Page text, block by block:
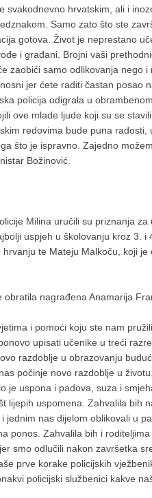
svakodnevno hrvatskim, ali i
Samo zato što ste
gotova. Život je neprestano
i građani. Brojni vaši
zaobići samo odlikovanja nego
jer ćete raditi častan posao
policija odigrala u
ove mlade ljude koji su se
redovima bude puna radosti,
što je ispravno. Zajedno
Božinović.
Milina uručili su priznanja
uspjeh u školovanju kroz 3.
te Mateju Malkoču, koji
nagrađena Anamarija
i pomoći koju ste nam
upisati učenike u treći
razdoblje u obrazovanju
počinje novo razdoblje u
je uspona i padova, suza i
lijepih uspomena. Zahvalila bih
jednim nas dijelom oblikovali u
ponos. Zahvalila bih i
smo odlučili nakon završetka
prve korake policijskih
policijski službenici kakve